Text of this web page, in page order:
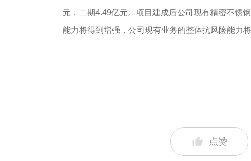
元，二期4.49亿元。项目建成后公司现有精密不锈
能力将得到增强，公司现有业务的整体抗风险能力将
点赞